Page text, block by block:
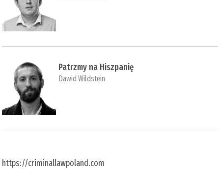
Patrzmy na Hiszpanię
Dawid Wildstein
https://criminallawpoland.com